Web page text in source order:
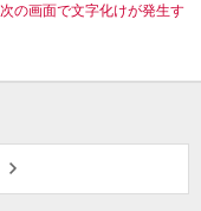
の画面で文字化けが発生す